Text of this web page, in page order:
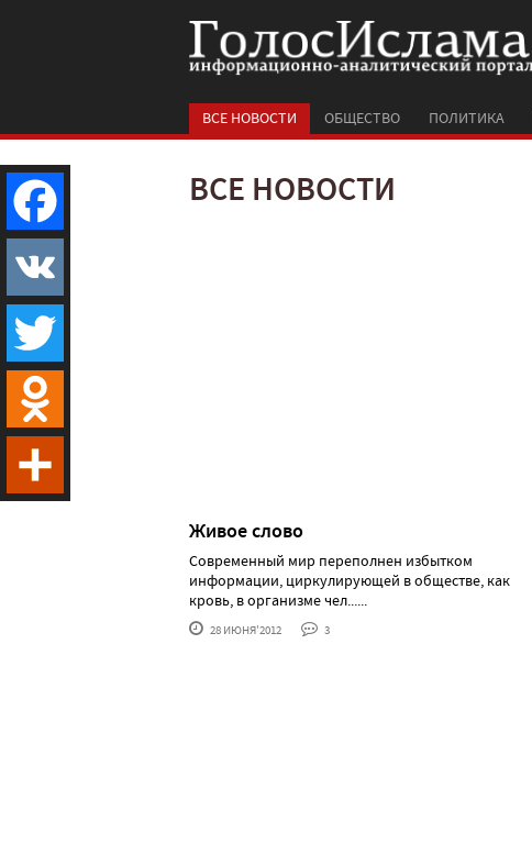
ВСЕ НОВОСТИ ОБЩЕСТВО ПОЛИТИКА
ВСЕ НОВОСТИ
Живое слово
Современный мир переполнен избытком
информации, циркулирующей в обществе, как
кровь, в организме чел......
28 ИЮНЯ'2012 3
Facebook
VK
Twitter
Odnoklassniki